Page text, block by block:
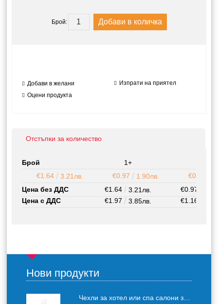
Брой:
Добави в желани
Изпрати на приятел
Оцени продукта
Отстъпки за количество
Брой 1+
€1.64
3.21лв. €0.97 1.90лв. €0.87
Цена без ДДС
€1.64 3.21лв. €0.97
Цена с ДДС
€1.97 3.85лв. €1.16
Нови продукти